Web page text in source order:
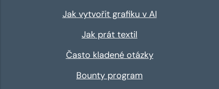
Jak vytvořit grafiku v AI
Jak prát textil
Často kladené otázky
Bounty program